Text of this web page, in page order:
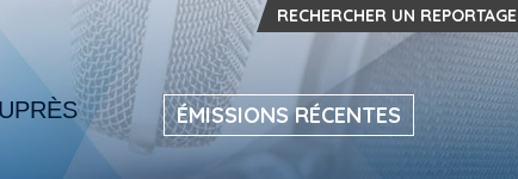
RECHERCHER UN REPORTAGE
ÉMISSIONS RÉCENTES